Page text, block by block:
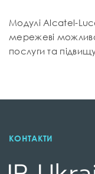
Модулі Alcatel-
мережеві
послуги та
КОНТАКТИ